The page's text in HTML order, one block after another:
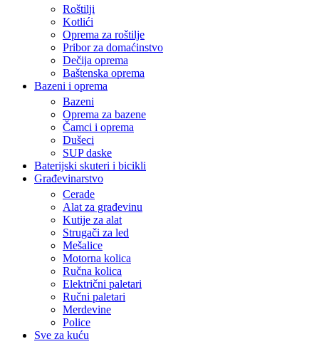
Roštilji
Kotlići
Oprema za roštilje
Pribor za domaćinstvo
Dečija oprema
Baštenska oprema
Bazeni i oprema
Bazeni
Oprema za bazene
Čamci i oprema
Dušeci
SUP daske
Baterijski skuteri i bicikli
Građevinarstvo
Cerade
Alat za građevinu
Kutije za alat
Strugači za led
Mešalice
Motorna kolica
Ručna kolica
Električni paletari
Ručni paletari
Merdevine
Police
Sve za kuću